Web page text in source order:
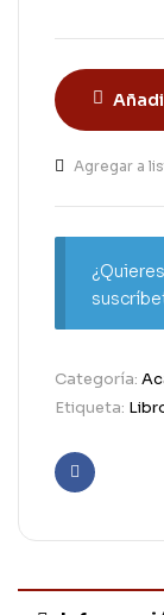
Agregar a
Categoría:
Etiqueta:
Facebook